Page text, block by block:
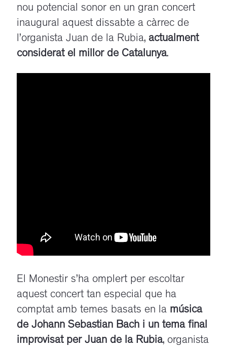
nou potencial sonor en un gran concert
inaugural aquest dissabte a càrrec de
l’organista Juan de la Rubia, actualment
considerat el millor de Catalunya.
El Monestir s’ha omplert per escoltar
aquest concert tan especial que ha
comptat amb temes basats en la música
de Johann Sebastian Bach i un tema final
improvisat per Juan de la Rubia, organista